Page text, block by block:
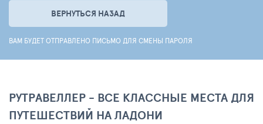
ВЕРНУТЬСЯ НАЗАД
ВАМ БУДЕТ ОТПРАВЛЕНО ПИСЬМО ДЛЯ СМЕНЫ ПАРОЛЯ
РУТРАВЕЛЛЕР - ВСЕ КЛАССНЫЕ МЕСТА ДЛЯ
ПУТЕШЕСТВИЙ НА ЛАДОНИ